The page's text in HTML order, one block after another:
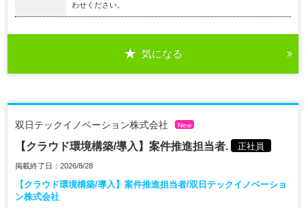
わせください。
気になる
双日テックイノベーション株式会社 New
【クラウド環境構築/導入】案件推進担当者. 正社員
掲載終了日：2026/8/28
【クラウド環境構築/導入】案件推進担当者/双日テックイノベーショ
ン株式会社